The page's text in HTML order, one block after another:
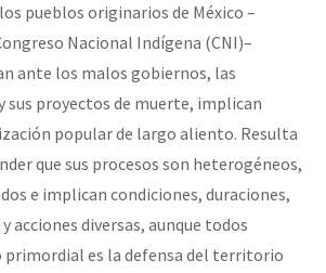
pueblos originarios de México –
Nacional Indígena (CNI)–
ante los malos gobiernos, las
sus proyectos de muerte, implican
popular de largo aliento. Resulta
que sus procesos son heterogéneos,
e implican condiciones, duraciones,
acciones diversas, aunque todos
primordial es la defensa del territorio